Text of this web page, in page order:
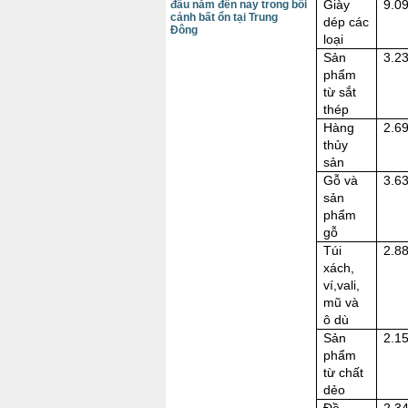
Giày
dép các
loại
Sản
phẩm
từ sắt
thép
Hàng
thủy
sản
Gỗ và
sản
phẩm
gỗ
Túi
xách,
ví,vali,
mũ và
ô dù
Sản
phẩm
từ chất
dẻo
đầu năm đến nay trong bối
cảnh bất ổn tại Trung
Đông